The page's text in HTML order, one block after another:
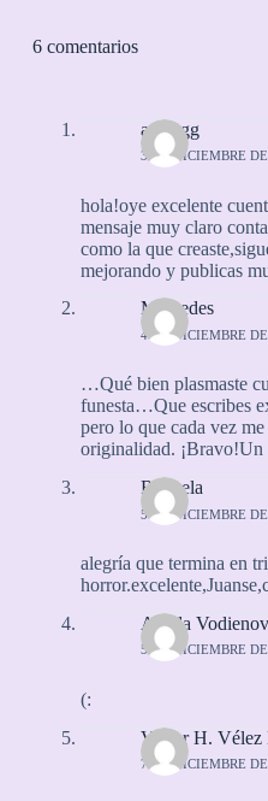
6 comentarios
adffggg
3 DE DICIEMBRE
hola!oye excelente
mensaje muy claro
como la que
mejorando y publicas
Mercedes
4 DE DICIEMBRE
…Qué bien plasmaste
funesta…Que escribes
pero lo que cada vez
originalidad.
Rayuela
5 DE DICIEMBRE
alegría que termina en
Alleda
5 DE DICIEMBRE
(:
Víctor H. Vélez
7 DE DICIEMBRE